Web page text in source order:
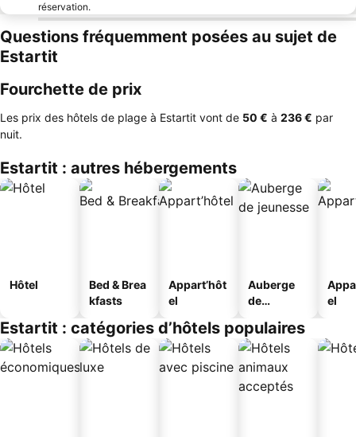
réservation.
Questions fréquemment posées au sujet de
Estartit
Fourchette de prix
Les prix des hôtels de plage à Estartit vont de ‎50 € à ‎236 € par
nuit.
Estartit : autres hébergements
Hôtel
Bed & Brea
kfasts
Appart’hôt
el
Auberge
de
el
Estartit : catégories d’hôtels populaires